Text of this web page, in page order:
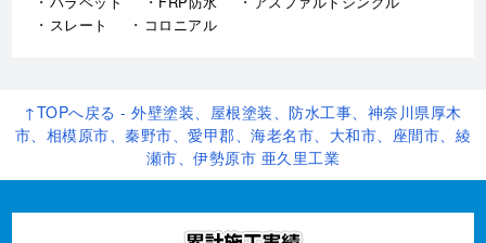
スレート
コロニアル
↑TOPへ戻る - 外壁塗装、屋根塗装、防水工事、神奈川県厚木
市、相模原市、秦野市、愛甲郡、海老名市、大和市、座間市、綾
瀬市、伊勢原市 亜久里工業